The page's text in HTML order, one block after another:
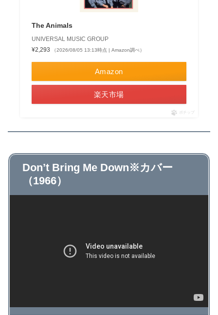
The Animals
UNIVERSAL MUSIC GROUP
¥2,293
（2026/08/05 13:13時点 | Amazon調べ）
Amazon
楽天市場
ポチップ
Don’t Bring Me Down※カバー
（1966）